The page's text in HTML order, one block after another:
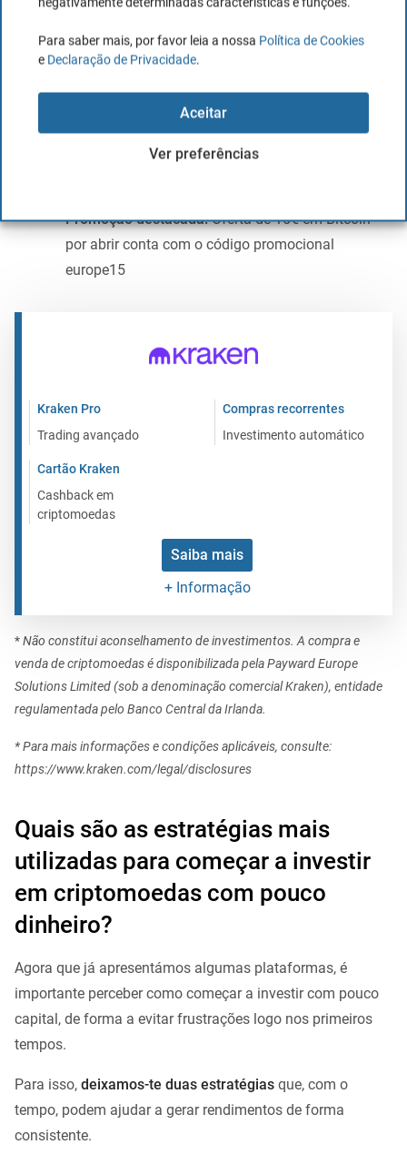
Para saber mais, por favor leia a nossa Política de Cookies
e Declaração de Privacidade.
Aceitar
Ver preferências
Serviços adicionais
Staking disponível para mais de 20
criptoativos (com APYs variáveis até 22%)
Acesso a mais de 60 ações tokenizadas
Plataforma Kraken Pro com ferramentas
Promoção destacada:Oferta de 15€ em Bitcoin
por abrir conta com o código promocional
europe15
Kraken Pro
Trading avançado
Compras recorrentes
Investimento automático
Cartão Kraken
Cashback em
criptomoedas
Saiba mais
+ Informação
*Não constitui aconselhamento de investimentos. A compra e
venda de criptomoedas é disponibilizada pela Payward Europe
Solutions Limited (sob a denominação comercial Kraken), entidade
regulamentada pelo Banco Central da Irlanda.
* Para mais informações e condições aplicáveis, consulte:
https://www.kraken.com/legal/disclosures
Quais são as estratégias mais
utilizadas para começar a investir
em criptomoedas com pouco
dinheiro?
Agora que já apresentámos algumas plataformas, é
importante perceber como começar a investir com pouco
capital, de forma a evitar frustrações logo nos primeiros
tempos.
Para isso, deixamos-te duas estratégias que, com o
tempo, podem ajudar a gerar rendimentos de forma
consistente.